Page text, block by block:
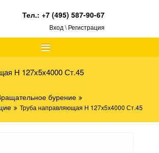
≡
Тел.:+7 (495) 587-90-67
Вход \ Регистрация
Н 127х5х4000 Ст.45
бурение
Труба направляющая Н 127х5х4000 Ст.45